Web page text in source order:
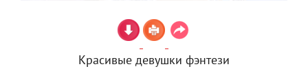
Красивые девушки фэнтези